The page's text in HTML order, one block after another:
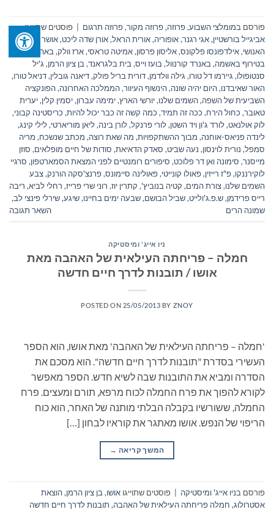
פורסם במומלצי השבוע,פרוזה,פרוזה מקור,פרוזה תרגום
פוסטים שתוייגו
אביגייל בורשטיין,אגי רגנר,אופוריה,אורית הראל,אורן שדה ליכט,אושר למין
האנושי,אילדפונסו פלקונס,אליסון פרסון,אמיטה טראסי,ארז וולק, באהבה
בטירוף באשמה, באנרד קורנוול, בועז וייס, בית בלגראנד, בן ציון הרמן, ג'יל
סנטופולו, גיירמו דל טורו, גילה וולדמן,דורית בריל פולק,דיאנה גובלין,דניאל טורו,
האור שאיבדנו,היום יהיה שונה,הינשוף העיוור,הממלכה האחרונה,הפונקציה
השביעית של השפה,השמים שלנו,יורשי הארץ,ימימה עברון,יסמין קלין,יערית
טאובר, כחול הירח, ככה זה תמיד, כמה קשה זה כבר יכול להיות, כריסטינה קבוני,
לוק אולנאט,לורד ג'ון ויד השטן,לורי פרנקל,לורן בינה,ליאן מוריארטי,לילי קינג,
לינדה פניאס-אוחנה, מבוך ההשתקפויות, מה שאת רוצה, מכתב שנשכח, מריה
סמפל, נורית לוינסון, נעה שביט, סאדק הדאיאת, סודות של חיים מופלאים, סוזן
מייסנר, סימונה ואן דר פלוכט, סיפורים רומנטיים לפני המצאת הסמארטפון, סרגיי
לוקירננקו,פ"ז רייזין,פאולו קונייטי,פאולינה סיימונס,פרנצ'סקה הורנק,צבע
השמים שלנו,צורת המים, קטיה בנוביץ', קתרין יוז, רוני שרי פרייז, רחלי לביא, ריבה
רייס פרידמן,ש.פ.ג'ולייט,שביל הבושם,שבעה ימים בחיינו,שיגע,שירלי פינצי לב,
שמונה הרים
השאר תגובה
ניו אייג' ומיסטיקה
חמלה – פריחתה העילאית של האהבה מאת
אושו / תובנות לדרך חיים חדשה
POSTED ON 25/05/2013 BY ZNOY
'חמלה – פריחתה העילאית של האהבה' מאת אושו, הוא הספר
העשירי בסדרת "תובנות לדרך חיים חדשה". הוא מסכם את
הסדרה ומביא את התובנות שבה לשיא חדש. הספר מאפשר
לקורא להפוך את פרח החמלה לכוח מרפא, תורם ומעצים. פרח
החמלה, ששורשיו בקבלה הבלתי מותנה של האחר, הוא כוח
הריפוי של הנפש. אושו מאתגר את קוראיו לבחון […]
המשך קריאה →
פורסם בניו אייג' ומיסטיקה פוסטים שתוייגו אושו, בן ציון הרמן,הוצאת
אסטרולוג, חמלה פריחתה העילאית של האהבה, תובנות לדרך חיים חדשה